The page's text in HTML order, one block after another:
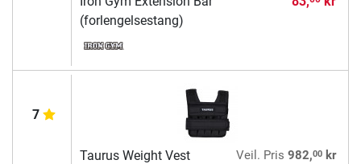
(forlengelsestang)
7
Taurus Weight Vest
Veil. Pris 982,00kr